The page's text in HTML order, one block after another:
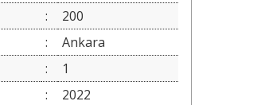
:
200
:
Ankara
:
1
:
2022